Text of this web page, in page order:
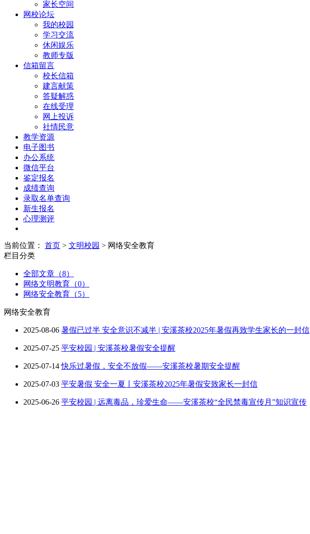
家长空间
网校论坛
我的校园
学习交流
休闲娱乐
教师专版
信箱留言
校长信箱
建言献策
答疑解惑
在线受理
网上投诉
社情民意
教学资源
电子图书
办公系统
微信平台
鉴定报名
成绩查询
录取名单查询
新生报名
心理测评
当前位置： 首页 > 文明校园 > 网络安全教育
栏目分类
全部文章（8）
网络文明教育（0）
网络安全教育（5）
网络安全教育
2025-08-06 暑假已过半 安全意识不减半 | 安溪茶校2025年暑假再致学生家长的一封信
2025-07-25 平安校园 | 安溪茶校暑假安全提醒
2025-07-14 快乐过暑假，安全不放假——安溪茶校暑期安全提醒
2025-07-03 平安暑假 安全一夏丨安溪茶校2025年暑假安致家长一封信
2025-06-26 平安校园 | 远离毒品，珍爱生命——安溪茶校“全民禁毒宣传月”知识宣传